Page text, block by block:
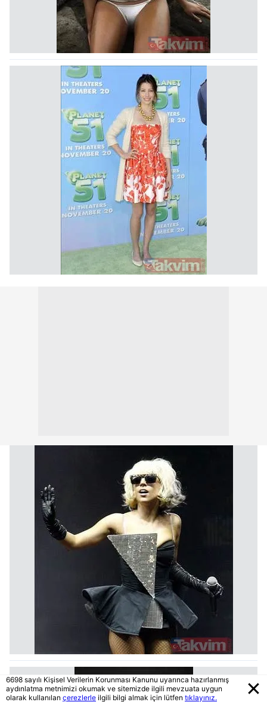
6698 sayılı Kişisel Verilerin Korunması Kanunu uyarınca hazırlanmış
aydınlatma metnimizi okumak ve sitemizde ilgili mevzuata uygun
olarak kullanılan çerezlerle ilgili bilgi almak için lütfen tıklayınız.